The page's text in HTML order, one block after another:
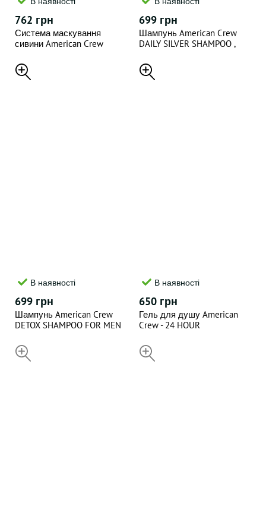
762 грн
Система маскування
сивини American Crew
Dark
699 грн
Шампунь American Crew
DAILY SILVER SHAMPOO ,
В наявності
699 грн
Шампунь American Crew
DETOX SHAMPOO FOR MEN
В наявності
650 грн
Гель для душу American
Crew - 24 HOUR
400 мл